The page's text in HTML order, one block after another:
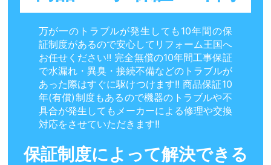
万が一のトラブルが発生しても10年間の保
証制度があるので安心してリフォーム王国へ
お任せください!! 完全無償の10年間工事保証
で水漏れ・異臭・接続不備などのトラブルが
あった際はすぐに駆けつけます!! 商品保証10
年(有償)制度もあるので機器のトラブルや不
具合が発生してもメーカーによる修理や交換
対応をさせていただきます!!
保証制度によって解決できる